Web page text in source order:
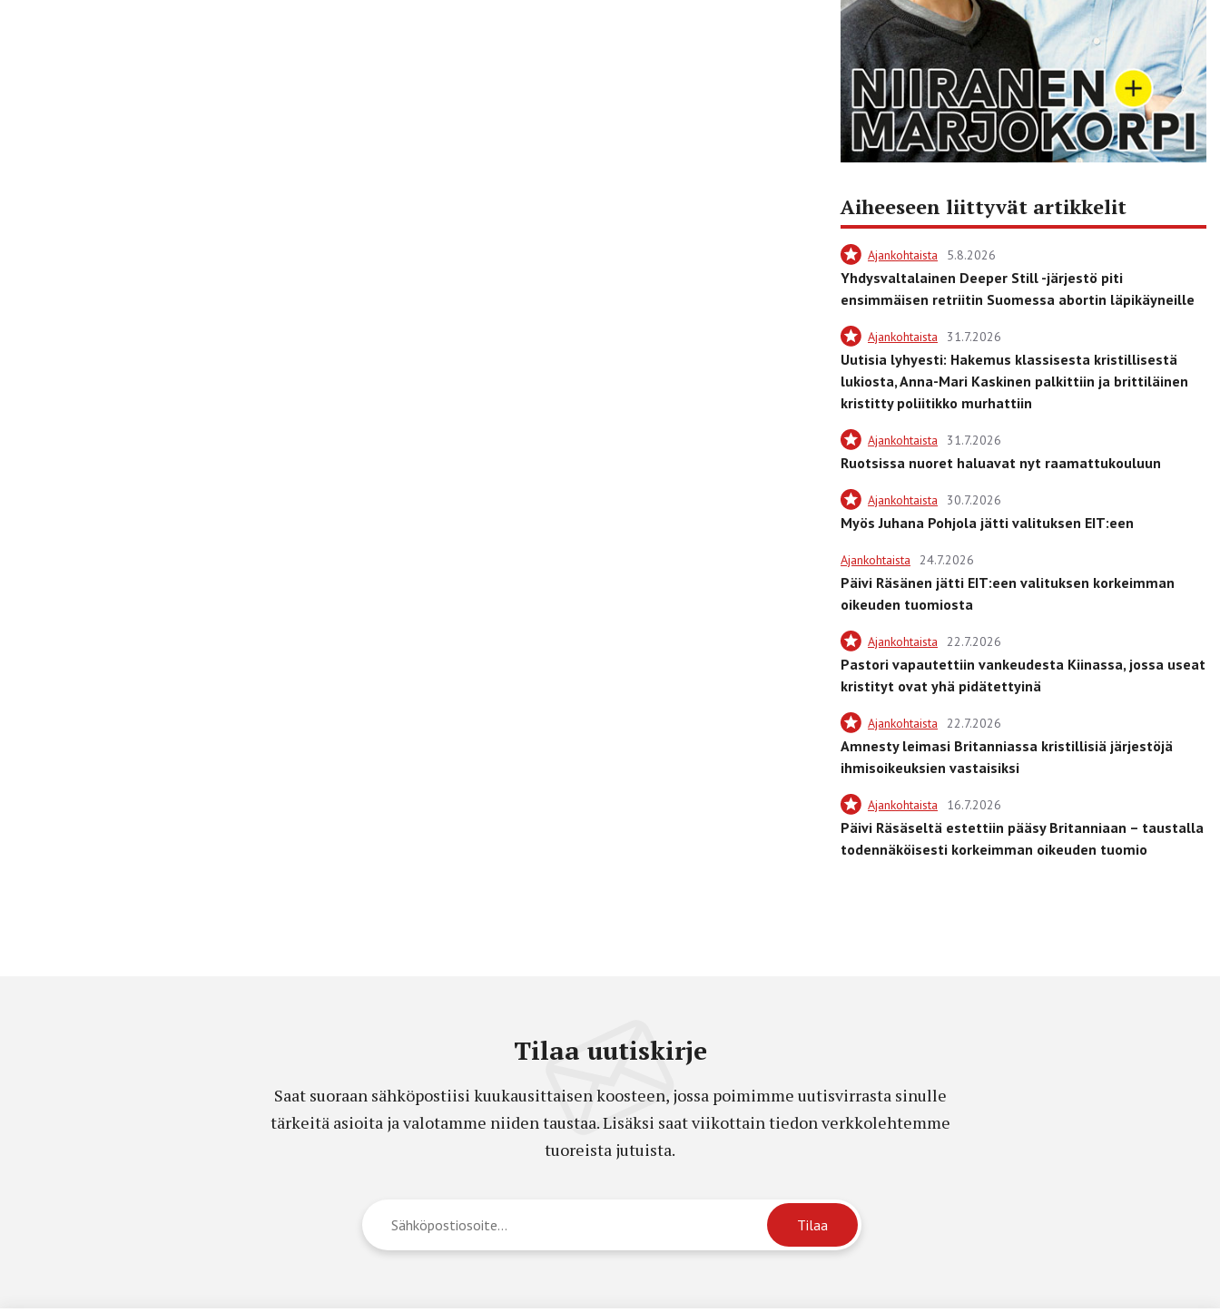
Aiheeseen liittyvät artikkelit
Ajankohtaista 5.8.2026
Yhdysvaltalainen Deeper Still -järjestö piti
ensimmäisen retriitin Suomessa abortin läpikäyneille
Ajankohtaista 31.7.2026
Uutisia lyhyesti: Hakemus klassisesta kristillisestä
lukiosta, Anna-Mari Kaskinen palkittiin ja brittiläinen
kristitty poliitikko murhattiin
Ajankohtaista 31.7.2026
Ruotsissa nuoret haluavat nyt raamattukouluun
Ajankohtaista 30.7.2026
Myös Juhana Pohjola jätti valituksen EIT:een
Ajankohtaista 24.7.2026
Päivi Räsänen jätti EIT:een valituksen korkeimman
oikeuden tuomiosta
Ajankohtaista 22.7.2026
Pastori vapautettiin vankeudesta Kiinassa, jossa useat
kristityt ovat yhä pidätettyinä
Ajankohtaista 22.7.2026
Amnesty leimasi Britanniassa kristillisiä järjestöjä
ihmisoikeuksien vastaisiksi
Ajankohtaista 16.7.2026
Päivi Räsäseltä estettiin pääsy Britanniaan – taustalla
todennäköisesti korkeimman oikeuden tuomio
Tilaa uutiskirje
Saat suoraan sähköpostiisi kuukausittaisen koosteen, jossa poimimme uutisvirrasta sinulle
tärkeitä asioita ja valotamme niiden taustaa. Lisäksi saat viikottain tiedon verkkolehtemme
tuoreista jutuista.